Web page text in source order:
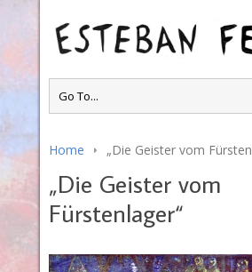
Home „Die Geister vom
„Die Geister vom
Fürstenlager“